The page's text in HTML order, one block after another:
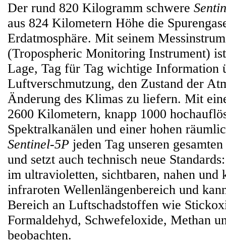
Der rund 820 Kilogramm schwere
aus 824 Kilometern Höhe die
Erdatmosphäre. Mit seinem
(Tropospheric Monitoring Instrument)
Lage, Tag für Tag wichtige Information
Luftverschmutzung, den Zustand der
Änderung des Klimas zu liefern. Mit
2600 Kilometern, knapp 1000
Spektralkanälen und einer hohen
Sentinel-5P jeden Tag unseren
und setzt auch technisch neue
im ultravioletten, sichtbaren, nahen und
infraroten Wellenlängenbereich und
Bereich an Luftschadstoffen wie
Formaldehyd, Schwefeloxide, Methan
beobachten.